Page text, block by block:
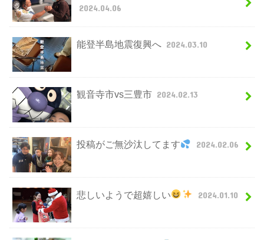
2024.04.06
能登半島地震復興へ 2024.03.10
観音寺市vs三豊市 2024.02.13
投稿がご無沙汰してます 2024.02.06
悲しいようで超嬉しい 2024.01.10